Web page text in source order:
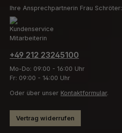
Ihre Ansprechpartnerin Frau Schröter:
+49 212 23245100
Mo-Do: 09:00 - 16:00 Uhr
Fr: 09:00 - 14:00 Uhr
Oder über unser Kontaktformular.
Vertrag widerrufen